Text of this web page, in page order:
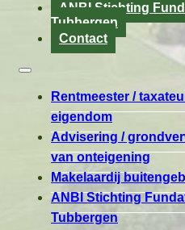
ANBI Stichting
Tubbergen
Contact
Rentmeester /
eigendom
Advisering /
van onteigening
Makelaardij
ANBI Stichting
Tubbergen